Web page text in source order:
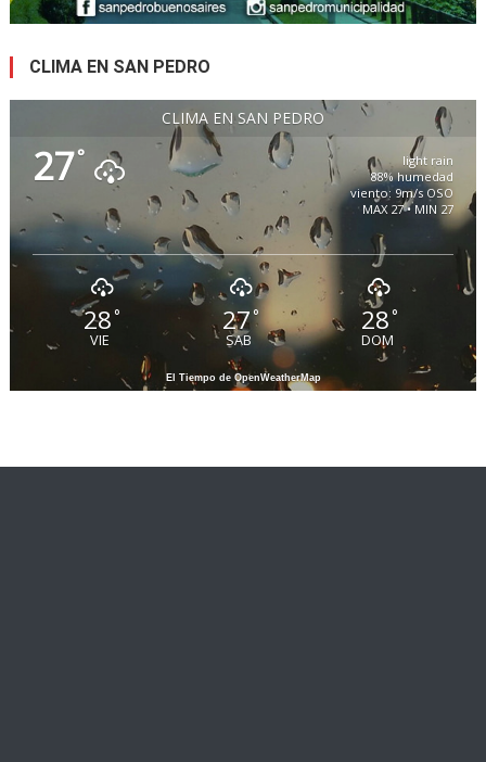
CLIMA EN SAN PEDRO
CLIMA EN SAN PEDRO
27°
light rain
88% humedad
viento: 9m/s OSO
MAX 27 • MIN 27
28°
VIE
27 °
SAB
28°
DOM
El Tiempo de OpenWeatherMap